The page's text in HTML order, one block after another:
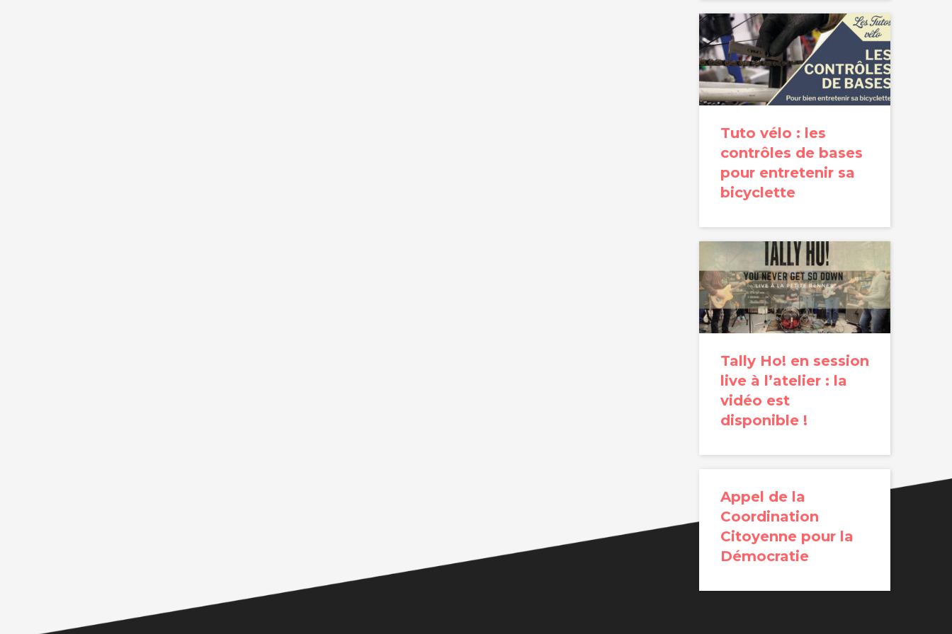
Tuto vélo : les
contrôles de bases
pour entretenir sa
bicyclette
Tally Ho! en session
live à l’atelier : la
vidéo est
disponible !
Appel de la
Coordination
Citoyenne pour la
Démocratie